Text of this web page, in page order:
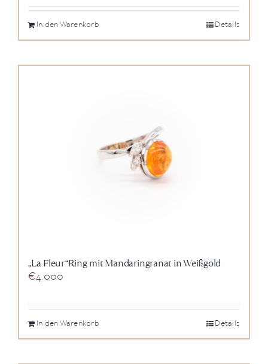
In den Warenkorb Details
„La Fleur“Ring mit Mandaringranat in Weißgold
€4.000
In den Warenkorb Details